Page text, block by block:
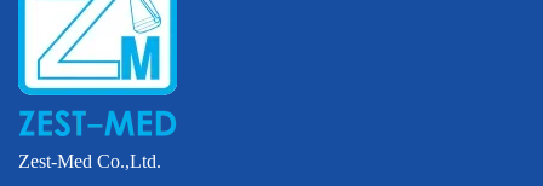
Zest-Med Co.,Ltd.